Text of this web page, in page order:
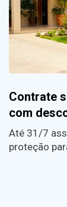
Contrate
com
Até 31/7
proteção